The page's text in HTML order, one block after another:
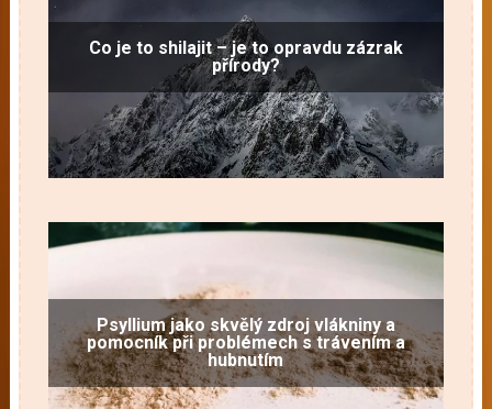
Co je to shilajit – je to opravdu zázrak
přírody?
Psyllium jako skvělý zdroj vlákniny a
pomocník při problémech s trávením a
hubnutím